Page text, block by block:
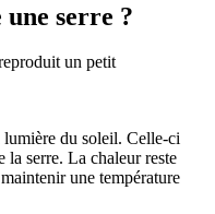
serre ?
un petit
lumière du soleil. Celle-ci
la serre. La chaleur reste
une température